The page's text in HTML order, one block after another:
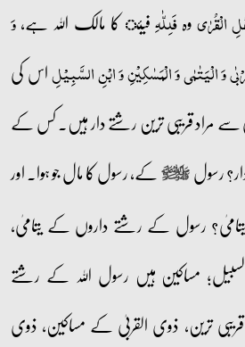
الۡقُرٰیوہفَلِلّٰہِفیئ کا مالک اللہ ہے،وَ
وَ الۡیَتٰمٰی وَ الۡمَسٰکِیۡنِ وَ ابۡنِ السَّبِیۡلِاس کی
مراد قریبی ترین رشتے دار ہیں۔ کس کے
رسول صلى‌الله‌عليه‌وآله‌وسلم کے، رسول کا مال جو ہوا۔ اور
رسول کے رشتے داروں کے یتامیٰ،
مساکین ہیں رسول اللہ کے رشتے
ترین، ذوی القربیٰ کے مساکین، ذوی